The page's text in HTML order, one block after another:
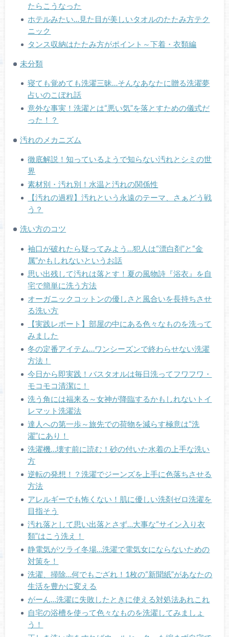
たらこうなった
ホテルみたい…見た目が美しいタオルのたたみ方テク
ニック
タンス収納はたたみ方がポイント～下着・衣類編
未分類
寝ても覚めても洗濯三昧…そんなあなたに贈る洗濯夢
占いのこぼれ話
意外な事実！洗濯とは“悪い気”を落とすための儀式だ
った！？
汚れのメカニズム
徹底解説！知っているようで知らない汚れとシミの世
界
素材別・汚れ別！水温と汚れの関係性
【汚れの過程】汚れという永遠のテーマ、さぁどう戦
う？
洗い方のコツ
袖口が破れたら疑ってみよう…犯人は“漂白剤”と“金
属”かもしれないというお話
思い出残して汚れは落とす！夏の風物詩『浴衣』を自
宅で簡単に洗う方法
オーガニックコットンの優しさと風合いを長持ちさせ
る洗い方
【実践レポート】部屋の中にある色々なものを洗って
みました
冬の定番アイテム…ワンシーズンで終わらせない洗濯
方法！
今日から即実践！バスタオルは毎日洗ってフワフワ・
モコモコ清潔に！
洗う角には福来る～女神が降臨するかもしれないトイ
レマット洗濯法
達人への第一歩～旅先での荷物を減らす極意は“洗
濯”にあり！
洗濯機…壊す前に読む！砂の付いた水着の上手な洗い
方
逆転の発想！？洗濯でジーンズを上手に色落ちさせる
方法
アレルギーでも怖くない！肌に優しい洗剤ゼロ洗濯を
目指そう
汚れ落として思い出落とさず…大事な“サイン入り衣
類”はこう洗え！
静電気がツライ冬場…洗濯で電気女にならないための
対策を！
洗濯、掃除…何でもござれ！1枚の“新聞紙”があなたの
生活を豊かに変える
がーん…洗濯に失敗したときに使える対処法あれこれ
自宅の浴槽を使って色々なものを洗濯してみましょ
う！